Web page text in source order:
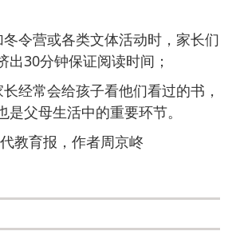
营或各类文体活动时，家长们
出30分钟保证阅读时间；
常会给孩子看他们看过的书，
父母生活中的重要环节。
育报，作者周京峂